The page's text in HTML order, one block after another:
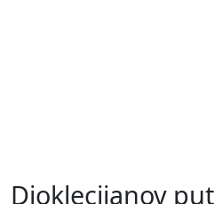
Dioklecijanov put